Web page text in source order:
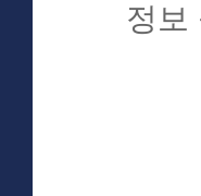
정보